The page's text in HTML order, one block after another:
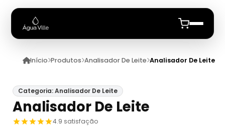
Início
Quem Somos
Início Produtos Analisador De Leite Analisador De Leite
Categoria: Analisador De Leite
Analisador De Leite
4.9 satisfação